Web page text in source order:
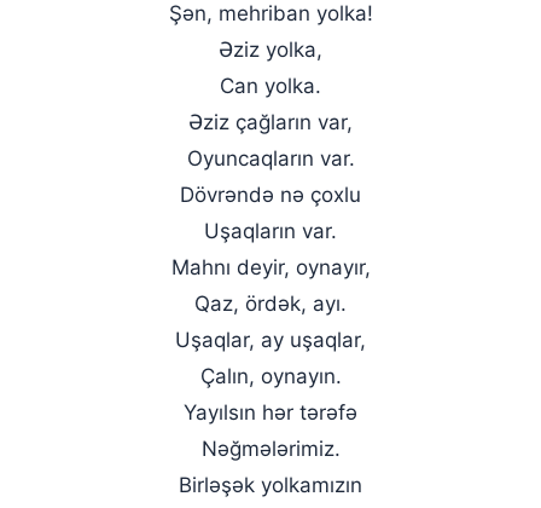
Şən, mehriban yolka!
Əziz yolka,
Can yolka.
Əziz çağların var,
Oyuncaqların var.
Dövrəndə nə çoxlu
Uşaqların var.
Mahnı deyir, oynayır,
Qaz, ördək, ayı.
Uşaqlar, ay uşaqlar,
Çalın, oynayın.
Yayılsın hər tərəfə
Nəğmələrimiz.
Birləşək yolkamızın